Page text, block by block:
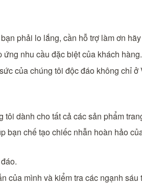
phải lo lắng, cần hỗ trợ làm ơn
nhu cầu đặc biệt của khách hàng.
của chúng tôi độc đáo không chỉ
dành cho tất cả các sản phẩm
bạn chế tạo chiếc nhẫn hoàn hảo
của mình và kiểm tra các ngạnh